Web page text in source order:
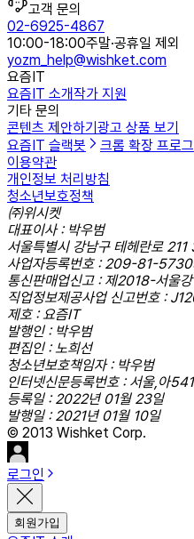
고객 문의
02-6925-4867
10:00-18:00주말·공휴일 제외
yozm_help@wishket.com
요즘IT
요즘IT 소개작가 지원
기타 문의
콘텐츠 제안하기 광고 상품 보기
요즘IT 슬랙봇
크롬 확장 프로
이용약관
개인정보 처리방침
청소년보호정책
㈜위시켓
대표이사 : 박우범
서울특별시 강남구 테헤란로
사업자등록번호 : 209-81-
통신판매업신고 : 제2018-서울
직업정보제공사업 신고번호 :
제호 : 요즘IT
발행인 : 박우범
편집인 : 노희선
청소년보호책임자 : 박우범
인터넷신문등록번호 : 서울,아
등록일 : 2022년 01월 23일
발행일 : 2021년 01월 10일
© 2013 Wishket Corp.
로그인
회원가입